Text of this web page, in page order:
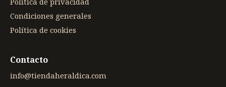
Condiciones generales
Política de cookies
Contacto
info@tiendaheraldica.com